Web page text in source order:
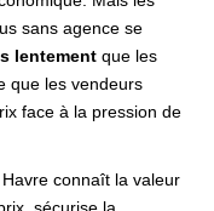
sans agence se
lentement que les
que les vendeurs
face à la pression de
connaît la valeur